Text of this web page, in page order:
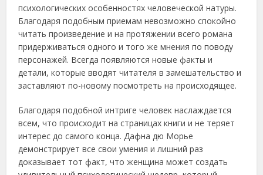
психологических особенностях человеческой натуры.
Благодаря подобным приемам невозможно спокойно
читать произведение и на протяжении всего романа
придерживаться одного и того же мнения по поводу
персонажей. Всегда появляются новые факты и
детали, которые вводят читателя в замешательство и
заставляют по-новому посмотреть на происходящее.
Благодаря подобной интриге человек наслаждается
всем, что происходит на страницах книги и не теряет
интерес до самого конца. Дафна дю Морье
демонстрирует все свои умения и лишний раз
доказывает тот факт, что женщина может создать